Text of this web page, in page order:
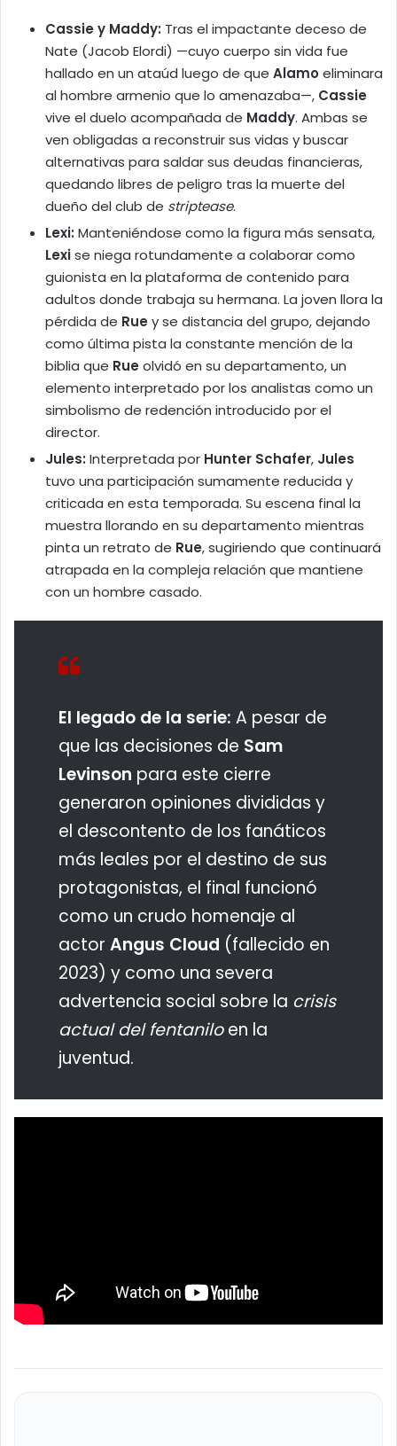
Cassie y Maddy: Tras el impactante deceso de
Nate (Jacob Elordi) —cuyo cuerpo sin vida fue
hallado en un ataúd luego de que Alamoeliminara
al hombre armenio que lo amenazaba—, Cassie
vive el duelo acompañada de Maddy. Ambas se
ven obligadas a reconstruir sus vidas y buscar
alternativas para saldar sus deudas financieras,
quedando libres de peligro tras la muerte del
dueño del club de striptease.
Lexi: Manteniéndose como la figura más sensata,
Lexise niega rotundamente a colaborar como
guionista en la plataforma de contenido para
adultos donde trabaja su hermana. La joven llora la
pérdida de Ruey se distancia del grupo, dejando
como última pista la constante mención de la
biblia que Rueolvidó en su departamento, un
elemento interpretado por los analistas como un
simbolismo de redención introducido por el
director.
Jules: Interpretada por Hunter Schafer, Jules
tuvo una participación sumamente reducida y
criticada en esta temporada. Su escena final la
muestra llorando en su departamento mientras
pinta un retrato de Rue, sugiriendo que continuará
atrapada en la compleja relación que mantiene
con un hombre casado.
El legado de la serie: A pesar de
que las decisiones de Sam
Levinson para este cierre
generaron opiniones divididas y
el descontento de los fanáticos
más leales por el destino de sus
protagonistas, el final funcionó
como un crudo homenaje al
actor Angus Cloud (fallecido en
2023) y como una severa
advertencia social sobre la crisis
actual del fentaniloen la
juventud.